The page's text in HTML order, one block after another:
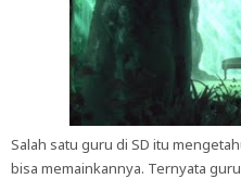
Salah satu guru di SD itu
bisa memainkannya. Ternyata